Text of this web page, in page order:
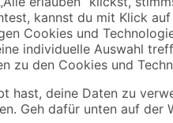
Eine
Beton
An dem